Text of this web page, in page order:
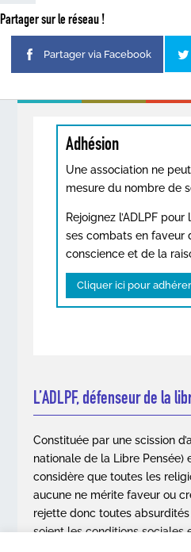
Partager sur le réseau !
Partager via Facebook
Adhésion
Une association ne
mesure du nombre de
Rejoignez l’ADLPF
ses combats en faveur
conscience et de la
Cliquer ici pour adhérer
L’ADLPF, défenseur de la
Constituée par une scission
nationale de la Libre Pensée)
considère que toutes les
aucune ne mérite faveur ou
rejette donc toutes
soient les conditions sociales